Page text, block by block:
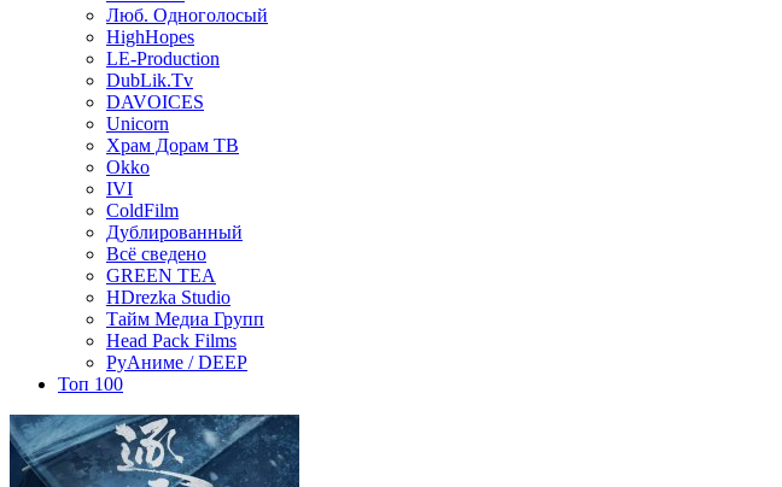
Люб. Одноголосый
HighHopes
LE-Production
DubLik.Tv
DAVOICES
Unicorn
Храм Дорам ТВ
Okko
IVI
ColdFilm
Дублированный
Всё сведено
GREEN TEA
HDrezka Studio
Тайм Медиа Групп
Head Pack Films
РуАниме / DEEP
Топ 100